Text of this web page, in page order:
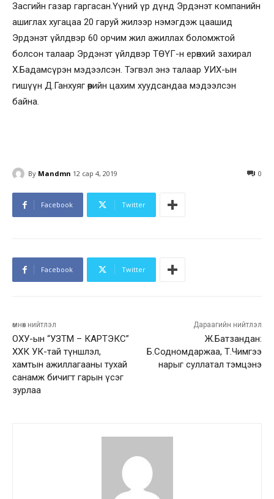
Засгийн газар гаргасан.Үүний үр дүнд Эрдэнэт компанийн
ашиглах хугацаа 20 гаруй жилээр нэмэгдэж цаашид
Эрдэнэт үйлдвэр 60 орчим жил ажиллах боломжтой
болсон талаар Эрдэнэт үйлдвэр ТӨҮГ-н ерөнхий захирал
Х.Бадамсүрэн мэдээлсэн. Тэгвэл энэ талаар УИХ-ын
гишүүн Д.Ганхуяг өөрийн цахим хуудсандаа мэдээлсэн
байна.
By Mandmn 12 сар 4, 2019 0
Facebook Twitter
Facebook Twitter
өмнөх нийтлэл
ОХУ-ын “УЗТМ – КАРТЭКС”
ХХК УК-тай түншлэл,
хамтын ажиллагааны тухай
санамж бичигт гарын үсэг
зурлаа
Дараагийн нийтлэл
Ж.Батзандан:
Б.Содномдаржаа, Т.Чимгээ
нарыг суллатал тэмцэнэ